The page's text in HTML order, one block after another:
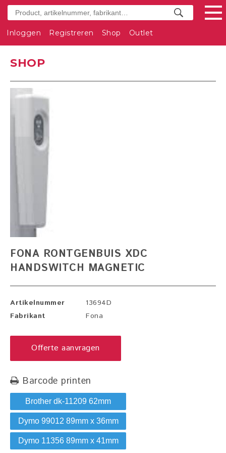
Inloggen Registreren Shop Outlet
SHOP
FONA RONTGENBUIS XDC
HANDSWITCH MAGNETIC
Artikelnummer
13694D
Fabrikant
Fona
Offerte aanvragen
Barcode printen
Brother dk-11209 62mm
Dymo 99012 89mm x 36mm
Dymo 11356 89mm x 41mm